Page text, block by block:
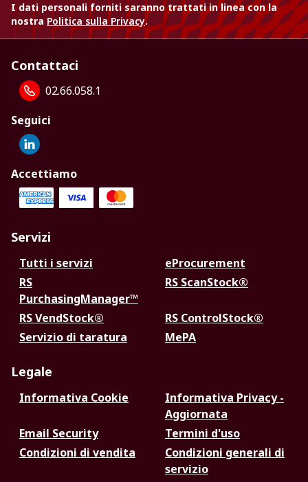
I dati personali forniti saranno trattati in linea con la
nostra Politica sulla Privacy.
Contattaci
02.66.058.1
Seguici
Accettiamo
Servizi
Tutti i servizi
eProcurement
RS
PurchasingManager™
RS ScanStock®
RS VendStock®
RS ControlStock®
Servizio di taratura
MePA
Legale
Informativa Cookie
Informativa Privacy -
Aggiornata
Email Security
Termini d'uso
Condizioni di vendita
Condizioni generali di
servizio